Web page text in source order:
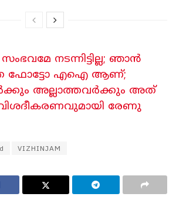
നടന്നിട്ടില്ല; ഞാന്‍
ഫോട്ടോ എഐ ആണ്;
അല്ലാത്തവര്‍ക്കും അത്
വിശദീകരണവുമായി രേണു
VIZHINJAM